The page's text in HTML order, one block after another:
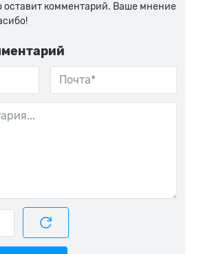
оставит комментарий. Ваше мнение